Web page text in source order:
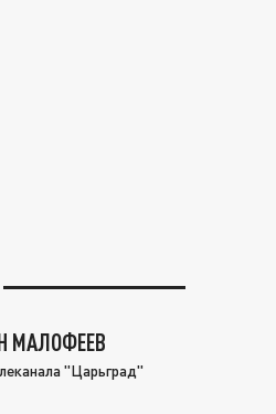
МАЛОФЕЕВ
"Царьград"